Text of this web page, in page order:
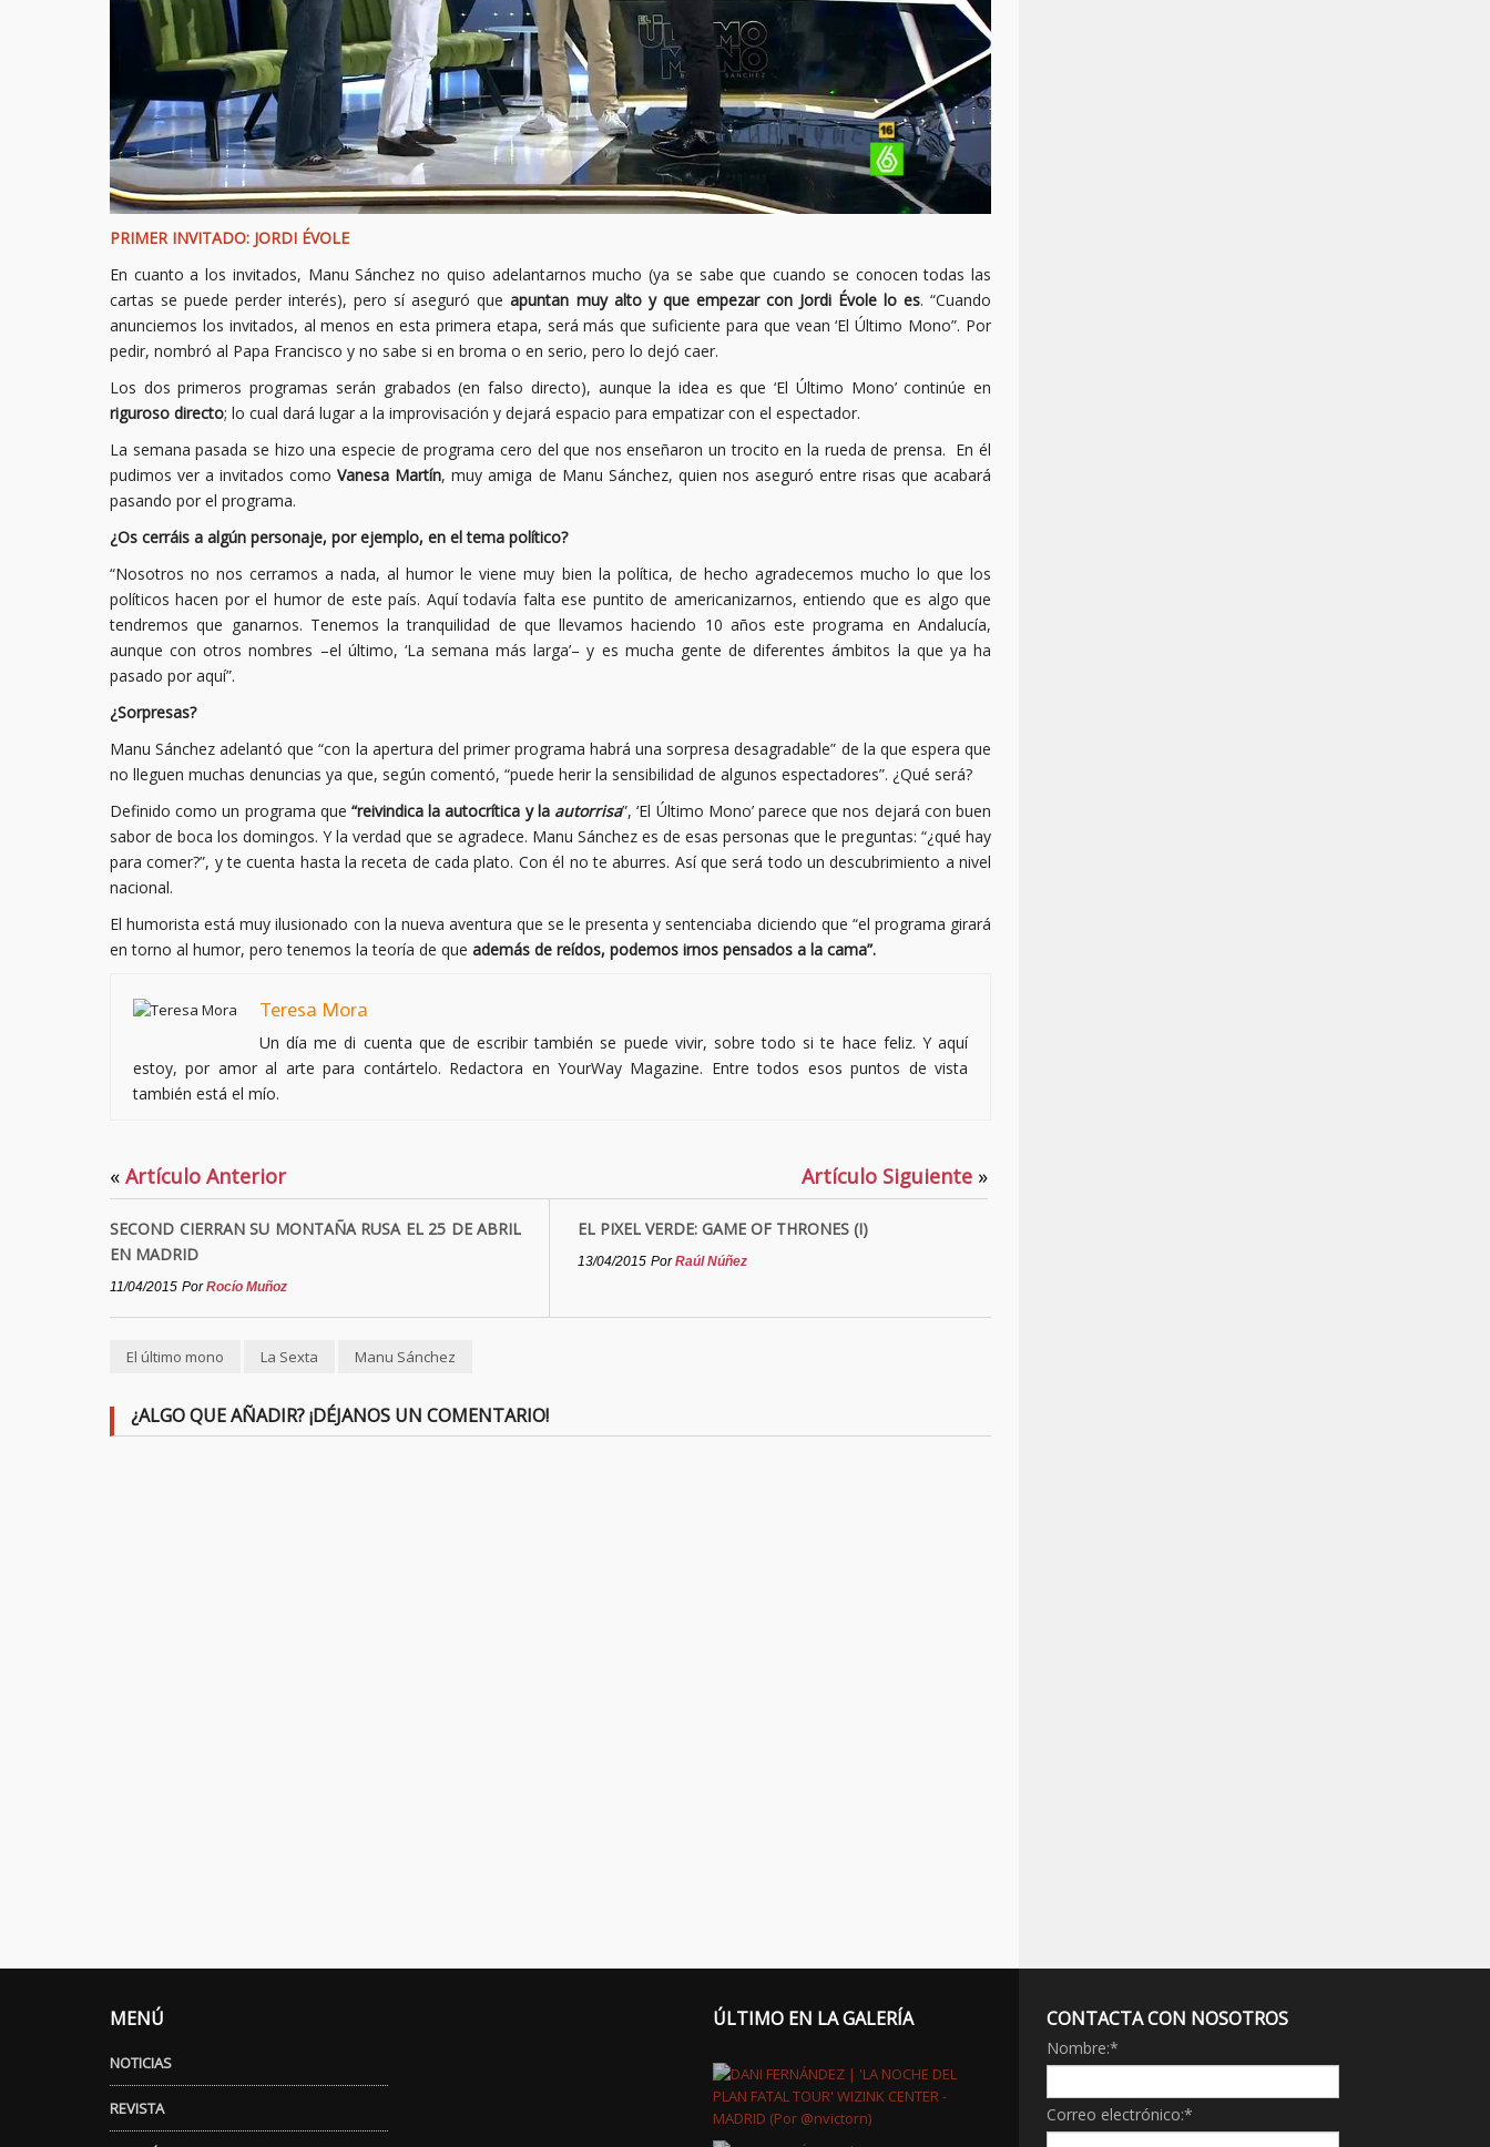
PRIMER INVITADO: JORDI ÉVOLE
En cuanto a los invitados, Manu Sánchez no quiso adelantarnos mucho (ya se sabe que cuando se conocen todas las
cartas se puede perder interés), pero sí aseguró queapuntan muy alto y que empezar con Jordi Évole lo es. “Cuando
anunciemos los invitados, al menos en esta primera etapa, será más que suficiente para que vean ‘El Último Mono”. Por
pedir, nombró al Papa Francisco y no sabe si en broma o en serio, pero lo dejó caer.
Los dos primeros programas serán grabados (en falso directo), aunque la idea es que ‘El Último Mono’ continúe en
riguroso directo; lo cual dará lugar a la improvisación y dejará espacio para empatizar con el espectador.
La semana pasada se hizo una especie de programa cero del que nos enseñaron un trocito en la rueda de prensa. En él
pudimos ver a invitados comoVanesa Martín, muy amiga de Manu Sánchez, quien nos aseguró entre risas que acabará
pasando por el programa.
¿Os cerráis a algún personaje, por ejemplo, en el tema político?
“Nosotros no nos cerramos a nada, al humor le viene muy bien la política, de hecho agradecemos mucho lo que los
políticos hacen por el humor de este país. Aquí todavía falta ese puntito de americanizarnos, entiendo que es algo que
tendremos que ganarnos. Tenemos la tranquilidad de que llevamos haciendo 10 años este programa en Andalucía,
aunque con otros nombres –el último, ‘La semana más larga’– y es mucha gente de diferentes ámbitos la que ya ha
pasado por aquí”.
¿Sorpresas?
Manu Sánchez adelantó que “con la apertura del primer programa habrá una sorpresa desagradable” de la que espera que
no lleguen muchas denuncias ya que, según comentó, “puede herir la sensibilidad de algunos espectadores”. ¿Qué será?
Definido como un programa que“reivindica la autocrítica y la autorrisa”, ‘El Último Mono’ parece que nos dejará con buen
sabor de boca los domingos. Y la verdad que se agradece. Manu Sánchez es de esas personas que le preguntas: “¿qué hay
para comer?”, y te cuenta hasta la receta de cada plato. Con él no te aburres. Así que será todo un descubrimiento a nivel
nacional.
El humorista está muy ilusionado con la nueva aventura que se le presenta y sentenciaba diciendo que “el programa girará
en torno al humor, pero tenemos la teoría de que además de reídos, podemos irnos pensados a la cama”.
Teresa Mora
Un día me di cuenta que de escribir también se puede vivir, sobre todo si te hace feliz. Y aquí
estoy, por amor al arte para contártelo. Redactora en YourWay Magazine. Entre todos esos puntos de vista
también está el mío.
« Artículo Anterior
SECOND CIERRAN SU MONTAÑA RUSA EL 25 DE ABRIL
EN MADRID
11/04/2015 PorRocío Muñoz
Artículo Siguiente »
EL PIXEL VERDE: GAME OF THRONES (I)
13/04/2015 PorRaúl Núñez
El último mono La Sexta Manu Sánchez
¿ALGO QUE AÑADIR? ¡DÉJANOS UN COMENTARIO!
MENÚ
NOTICIAS
REVISTA
ÚLTIMO EN LA GALERÍA CONTACTA CON NOSOTROS
Nombre:*
Correo electrónico:*